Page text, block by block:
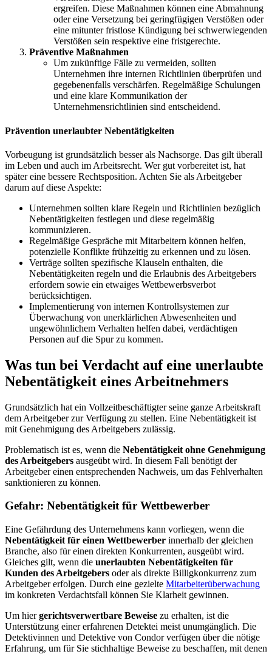
ergreifen. Diese Maßnahmen können eine Abmahnung
oder eine Versetzung bei geringfügigen Verstößen oder
eine mitunter fristlose Kündigung bei schwerwiegenden
Verstößen sein respektive eine fristgerechte.
Präventive Maßnahmen
Um zukünftige Fälle zu vermeiden, sollten
Unternehmen ihre internen Richtlinien überprüfen und
gegebenenfalls verschärfen. Regelmäßige Schulungen
und eine klare Kommunikation der
Unternehmensrichtlinien sind entscheidend.
Prävention unerlaubter Nebentätigkeiten
Vorbeugung ist grundsätzlich besser als Nachsorge. Das gilt überall
im Leben und auch im Arbeitsrecht. Wer gut vorbereitet ist, hat
später eine bessere Rechtsposition. Achten Sie als Arbeitgeber
darum auf diese Aspekte:
Unternehmen sollten klare Regeln und Richtlinien bezüglich
Nebentätigkeiten festlegen und diese regelmäßig
kommunizieren.
Regelmäßige Gespräche mit Mitarbeitern können helfen,
potenzielle Konflikte frühzeitig zu erkennen und zu lösen.
Verträge sollten spezifische Klauseln enthalten, die
Nebentätigkeiten regeln und die Erlaubnis des Arbeitgebers
erfordern sowie ein etwaiges Wettbewerbsverbot
berücksichtigen.
Implementierung von internen Kontrollsystemen zur
Überwachung von unerklärlichen Abwesenheiten und
ungewöhnlichem Verhalten helfen dabei, verdächtigen
Personen auf die Spur zu kommen.
Was tun bei Verdacht auf eine unerlaubte
Nebentätigkeit eines Arbeitnehmers
Grundsätzlich hat ein Vollzeitbeschäftigter seine ganze Arbeitskraft
dem Arbeitgeber zur Verfügung zu stellen. Eine Nebentätigkeit ist
mit Genehmigung des Arbeitgebers zulässig.
Problematisch ist es, wenn die Nebentätigkeit ohne Genehmigung
des Arbeitgebers ausgeübt wird. In diesem Fall benötigt der
Arbeitgeber einen entsprechenden Nachweis, um das Fehlverhalten
sanktionieren zu können.
Gefahr: Nebentätigkeit für Wettbewerber
Eine Gefährdung des Unternehmens kann vorliegen, wenn die
Nebentätigkeit für einen Wettbewerber innerhalb der gleichen
Branche, also für einen direkten Konkurrenten, ausgeübt wird.
Gleiches gilt, wenn die unerlaubten Nebentätigkeiten für
Kunden des Arbeitgebers oder als direkte Billigkonkurrenz zum
Arbeitgeber erfolgen. Durch eine gezielte Mitarbeiterüberwachung
im konkreten Verdachtsfall können Sie Klarheit gewinnen.
Um hiergerichtsverwertbare Beweise zu erhalten, ist die
Unterstützung einer erfahrenen Detektei meist unumgänglich. Die
Detektivinnen und Detektive von Condor verfügen über die nötige
Erfahrung, um für Sie stichhaltige Beweise zu beschaffen, mit denen